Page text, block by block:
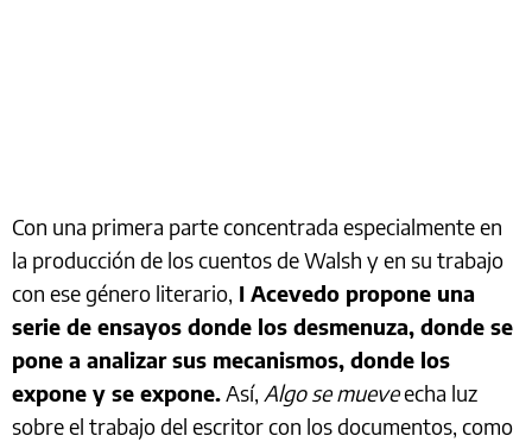
Con una primera parte concentrada especialmente en
la producción de los cuentos de Walsh y en su trabajo
con ese género literario, I Acevedo propone una
serie de ensayos donde los desmenuza, donde se
pone a analizar sus mecanismos, donde los
expone y se expone.Así, Algo se mueveecha luz
sobre el trabajo del escritor con los documentos, como